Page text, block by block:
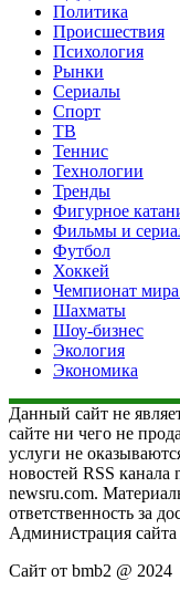
Политика
Происшествия
Психология
Рынки
Сериалы
Спорт
ТВ
Теннис
Технологии
Тренды
Фигурное
Фильмы и
Футбол
Хоккей
Чемпионат
Шахматы
Шоу-бизнес
Экология
Экономика
Данный сайт не
сайте ни чего не
услуги не
новостей RSS канала
newsru.com.
ответственность за
Администрация сайта
Сайт от bmb2 @ 2024